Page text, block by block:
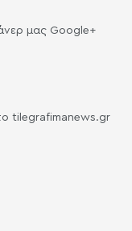
μας Google+
tilegrafimanews.gr